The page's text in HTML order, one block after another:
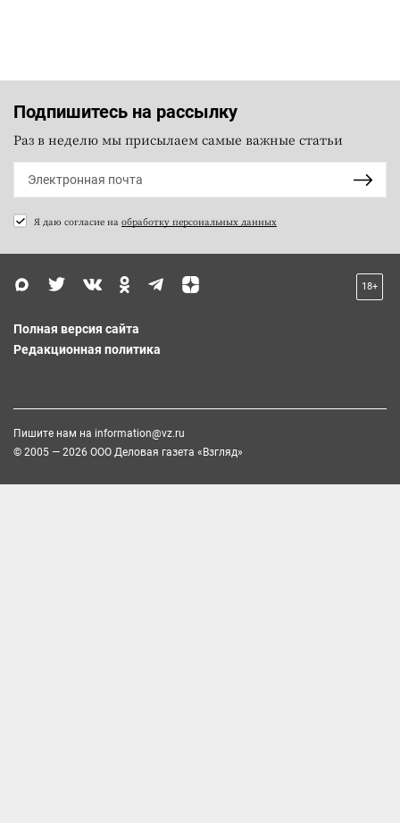
Подпишитесь на рассылку
Раз в неделю мы присылаем самые важные статьи
Я даю согласие на обработку персональных данных
18+
Полная версия сайта
Редакционная политика
Пишите нам на information@vz.ru
© 2005 — 2026 ООО Деловая газета «Взгляд»